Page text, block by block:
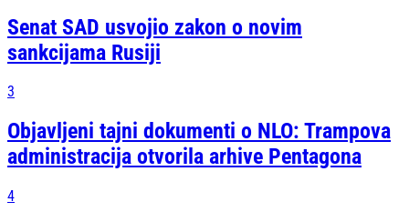
Senat SAD usvojio zakon o novim
sankcijama Rusiji
3
Objavljeni tajni dokumenti o NLO: Trampova
administracija otvorila arhive Pentagona
4